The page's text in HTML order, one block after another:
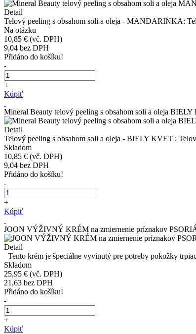
Detail
Telový peeling s obsahom soli a oleja - MANDARINKA:
Na otázku
10,85 € (vč. DPH)
9,04 bez DPH
Přidáno do košíku!
-
+
Kúpiť
Mineral Beauty telový peeling s obsahom soli a oleja
Detail
Telový peeling s obsahom soli a oleja - BIELY KVET :
Skladom
10,85 € (vč. DPH)
9,04 bez DPH
Přidáno do košíku!
-
+
Kúpiť
JOON VÝŽIVNÝ KRÉM na zmiernenie príznakov
Detail
Tento krém je špeciálne vyvinutý pre potreby pokožky
Skladom
25,95 € (vč. DPH)
21,63 bez DPH
Přidáno do košíku!
-
+
Kúpiť